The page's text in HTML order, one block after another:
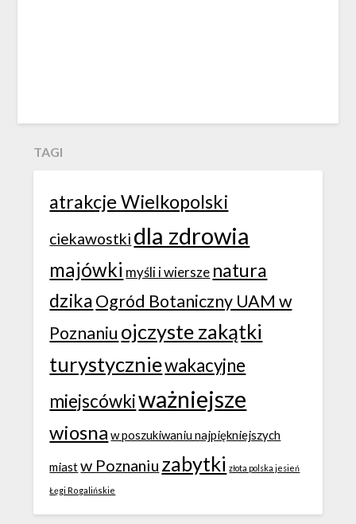
TAGI
atrakcje Wielkopolski
ciekawostki dla zdrowia
majówki myśli i wiersze natura
dzikaOgród Botaniczny UAM w
Poznaniu ojczyste zakątki
turystyczniewakacyjne
miejscówkiważniejsze
wiosna w poszukiwaniu najpiękniejszych
miastw Poznaniu zabytki złota polska jesień
Łęgi Rogalińskie